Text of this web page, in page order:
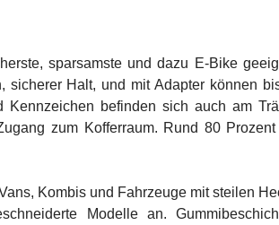
sparsamste und dazu E-Bike
sicherer Halt, und mit Adapter können
befinden sich auch am
zum Kofferraum. Rund 80
Kombis und Fahrzeuge mit steilen
Modelle an.